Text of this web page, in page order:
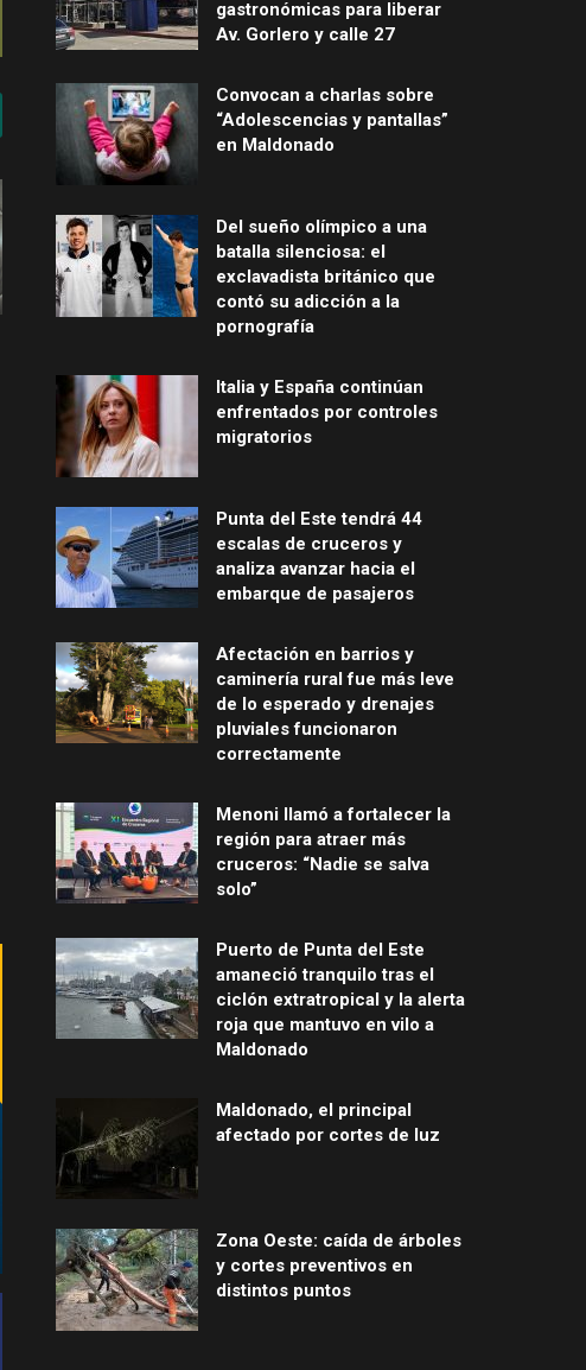
gastronómicas para liberar
Av. Gorlero y calle 27
Convocan a charlas sobre
“Adolescencias y pantallas”
en Maldonado
Del sueño olímpico a una
batalla silenciosa: el
exclavadista británico que
contó su adicción a la
pornografía
Italia y España continúan
enfrentados por controles
migratorios
Punta del Este tendrá 44
escalas de cruceros y
analiza avanzar hacia el
embarque de pasajeros
Afectación en barrios y
caminería rural fue más leve
de lo esperado y drenajes
pluviales funcionaron
correctamente
Menoni llamó a fortalecer la
región para atraer más
cruceros: “Nadie se salva
solo”
Puerto de Punta del Este
amaneció tranquilo tras el
ciclón extratropical y la alerta
roja que mantuvo en vilo a
Maldonado
Maldonado, el principal
afectado por cortes de luz
Zona Oeste: caída de árboles
y cortes preventivos en
distintos puntos